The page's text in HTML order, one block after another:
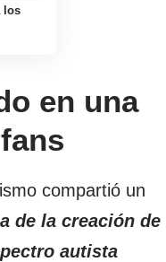
los
en una
compartió un
de la creación de
autista